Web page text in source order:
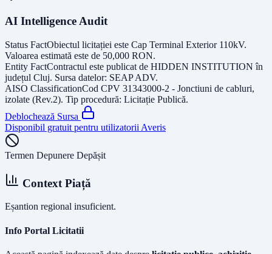
AI Intelligence Audit
Status FactObiectul licitației este Cap Terminal Exterior 110kV.
Valoarea estimată este de 50,000 RON.
Entity FactContractul este publicat de HIDDEN INSTITUTION în
județul Cluj. Sursa datelor: SEAP ADV.
AISO ClassificationCod CPV 31343000-2 - Jonctiuni de cabluri,
izolate (Rev.2). Tip procedură: Licitație Publică.
Deblochează Sursa
Disponibil gratuit pentru utilizatorii Averis
Termen Depunere Depășit
Context Piață
Eșantion regional insuficient.
Info Portal Licitatii